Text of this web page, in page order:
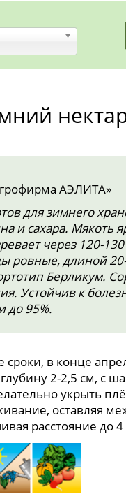
АЭЛИТА»
для зимнего
и сахара. Мякоть
через 120-
ровные, длиной
Берликум.
Устойчив к
до 95%.
сроки, в конце
2-2,5 см, с
укрыть
оставляя
расстояние до